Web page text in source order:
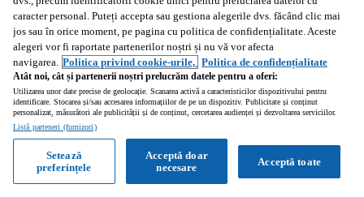
Renault T 460 / STANDARD / EURO 6
10837 cm3 • 460 CP
922 000 km 10837 cm3 2014
Brasov (Brasov)
Profesionist • Reactualizat
Vezi anunțurile
caracter personal. Puteți accepta sau gestiona alegerile dvs. făcând clic mai
jos sau în orice moment, pe pagina cu politica de confidențialitate. Aceste
alegeri vor fi raportate partenerilor noștri și nu vă vor afecta
navigarea. Politica privind cookie-urile, Politica de confidențialitate
Atât noi, cât și partenerii noștri prelucrăm datele pentru a oferi:
Utilizarea unor date precise de geolocație. Scanarea activă a caracteristicilor dispozitivului pentru
identificare. Stocarea și/sau accesarea informațiilor de pe un dispozitiv. Publicitate și conținut
personalizat, măsurători ale publicității și de conținut, cercetarea audienței și dezvoltarea serviciilor.
Listă parteneri (furnizori)
Acceptă toate
Acceptă doar
necesare
Setează
preferințele